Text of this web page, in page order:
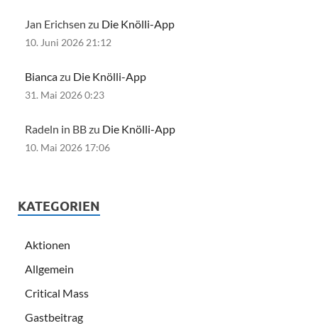
Jan Erichsen zu Die Knölli-App
10. Juni 2026 21:12
Biancazu Die Knölli-App
31. Mai 2026 0:23
Radeln in BB zu Die Knölli-App
10. Mai 2026 17:06
KATEGORIEN
Aktionen
Allgemein
Critical Mass
Gastbeitrag